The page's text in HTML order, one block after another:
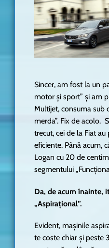
Sincer, am fost la un
motor și sport” și am
Multijet, consuma sub
merda”. Fix de acolo.
trecut, cei de la Fiat
eficiente. Până acum,
Logan cu 20 de
segmentului
Da, de acum înainte,
„Aspirațional”.
Evident, mașinile
te coste chiar și peste